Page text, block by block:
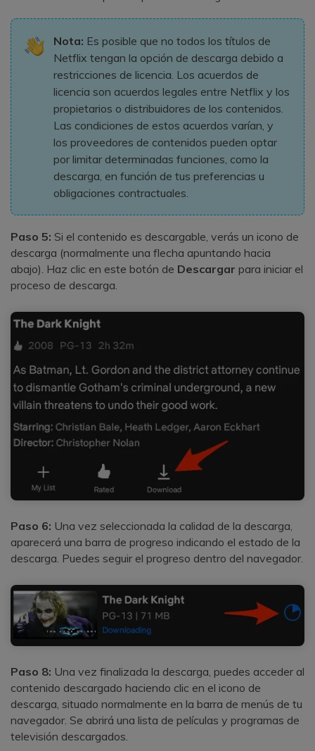
Nota: Es posible que no todos los títulos de
Netflix tengan la opción de descarga debido a
restricciones de licencia. Los acuerdos de
licencia son acuerdos legales entre Netflix y los
propietarios o distribuidores de los contenidos.
Las condiciones de estos acuerdos varían, y
los proveedores de contenidos pueden optar
por limitar determinadas funciones, como la
descarga, en función de tus preferencias u
obligaciones contractuales.
Paso 5: Si el contenido es descargable, verás un icono de
descarga (normalmente una flecha apuntando hacia
abajo). Haz clic en este botón de Descargar para iniciar el
proceso de descarga.
Paso 6: Una vez seleccionada la calidad de la descarga,
aparecerá una barra de progreso indicando el estado de la
descarga. Puedes seguir el progreso dentro del navegador.
Paso 8: Una vez finalizada la descarga, puedes acceder al
contenido descargado haciendo clic en el icono de
descarga, situado normalmente en la barra de menús de tu
navegador. Se abrirá una lista de películas y programas de
televisión descargados.